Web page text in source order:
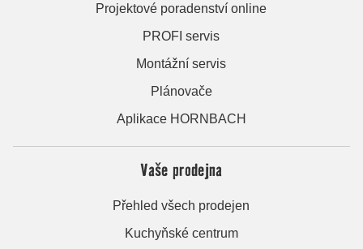
Projektové poradenství online
PROFI servis
Montážní servis
Plánovače
Aplikace HORNBACH
Vaše prodejna
Přehled všech prodejen
Kuchyňské centrum